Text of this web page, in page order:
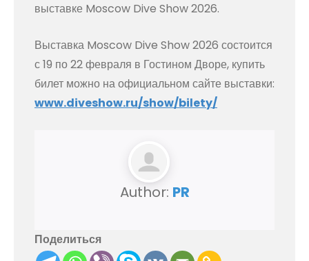
выставке Moscow Dive Show 2026.
Выставка Moscow Dive Show 2026 состоится
с 19 по 22 февраля в Гостином Дворе, купить
билет можно на официальном сайте выставки:
www.diveshow.ru/show/bilety/
Author: PR
Поделиться